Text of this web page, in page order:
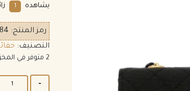
يشاهده 1
رمز المنتج:
التصنيف:
2 متوفر في المخزون